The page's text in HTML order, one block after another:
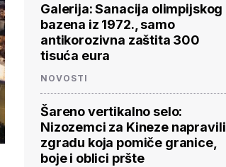
Galerija: Sanacija olimpijskog
bazena iz 1972., samo
antikorozivna zaštita 300
tisuća eura
NOVOSTI
Šareno vertikalno selo:
Nizozemci za Kineze napravili
zgradu koja pomiče granice,
boje i oblici pršte